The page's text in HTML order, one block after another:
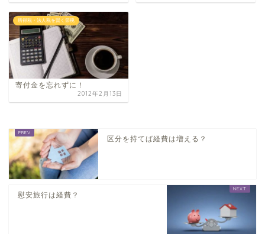
所得税・法人税を賢く節税
寄付金を忘れずに！
2012年2月13日
区分を持てば経費は増える？
慰安旅行は経費？